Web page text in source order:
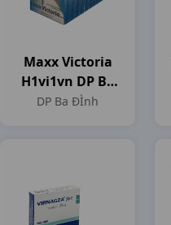
Maxx Victoria
H1vi1vn DP Ba
ĐÌnh
DP Ba ĐÌnh